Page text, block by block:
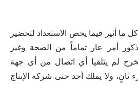
ما أثير فيما يخص الاستعداد لتحضير
أمر عار تماماً من الصحة وغير
لم يتلقيا أي اتصال من أي جهة
ولا يملك أحد حتى شركة الإنتاج